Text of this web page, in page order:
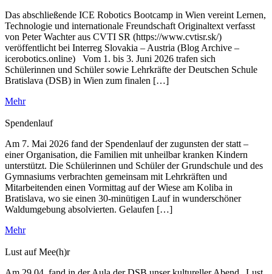
Das abschließende ICE Robotics Bootcamp in Wien vereint Lernen,
Technologie und internationale Freundschaft Originaltext verfasst
von Peter Wachter aus CVTI SR (https://www.cvtisr.sk/)
veröffentlicht bei Interreg Slovakia – Austria (Blog Archive –
icerobotics.online) Vom 1. bis 3. Juni 2026 trafen sich
Schülerinnen und Schüler sowie Lehrkräfte der Deutschen Schule
Bratislava (DSB) in Wien zum finalen […]
Mehr
Spendenlauf
Am 7. Mai 2026 fand der Spendenlauf der zugunsten der statt –
einer Organisation, die Familien mit unheilbar kranken Kindern
unterstützt. Die Schülerinnen und Schüler der Grundschule und des
Gymnasiums verbrachten gemeinsam mit Lehrkräften und
Mitarbeitenden einen Vormittag auf der Wiese am Koliba in
Bratislava, wo sie einen 30-minütigen Lauf in wunderschöner
Waldumgebung absolvierten. Gelaufen […]
Mehr
Lust auf Mee(h)r